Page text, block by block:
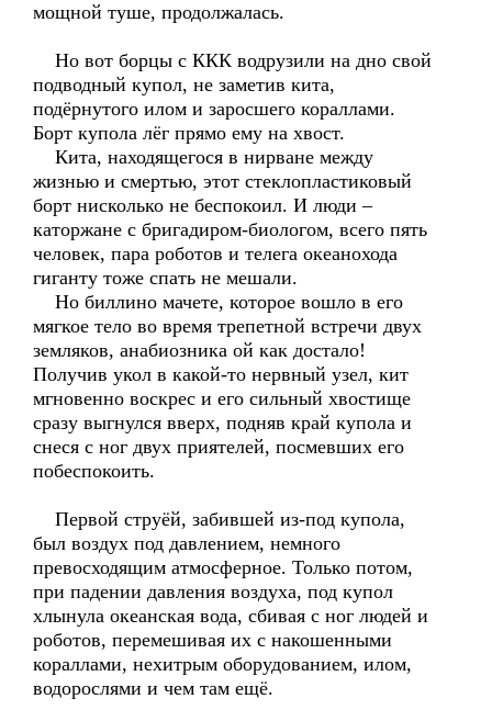
мощной туше, продолжалась.
Но вот борцы с ККК водрузили на дно свой
подводный купол, не заметив кита,
подёрнутого илом и заросшего кораллами.
Борт купола лёг прямо ему на хвост.
Кита, находящегося в нирване между
жизнью и смертью, этот стеклопластиковый
борт нисколько не беспокоил. И люди –
каторжане с бригадиром-биологом, всего пять
человек, пара роботов и телега океанохода
гиганту тоже спать не мешали.
Но биллино мачете, которое вошло в его
мягкое тело во время трепетной встречи двух
земляков, анабиозника ой как достало!
Получив укол в какой-то нервный узел, кит
мгновенно воскрес и его сильный хвостище
сразу выгнулся вверх, подняв край купола и
снеся с ног двух приятелей, посмевших его
побеспокоить.
Первой струёй, забившей из-под купола,
был воздух под давлением, немного
превосходящим атмосферное. Только потом,
при падении давления воздуха, под купол
хлынула океанская вода, сбивая с ног людей и
роботов, перемешивая их с накошенными
кораллами, нехитрым оборудованием, илом,
водорослями и чем там ещё.